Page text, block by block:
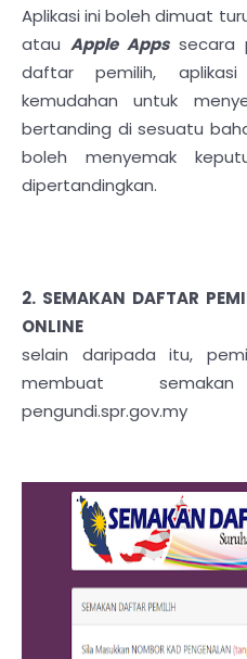
Aplikasi ini boleh dimuat
atau Apple Appssecara
daftar pemilih,
kemudahan untuk
bertanding di sesuatu
boleh menyemak
dipertandingkan.
2. SEMAKAN DAFTAR
ONLINE
selain daripada itu,
membuat
pengundi.spr.gov.my